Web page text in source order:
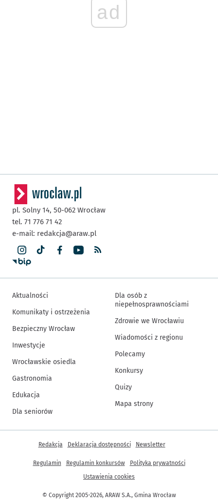
ad
pl. Solny 14, 50-062 Wrocław
tel. 71 776 71 42
e-mail: redakcja@araw.pl
Aktualności
Komunikaty i ostrzeżenia
Bezpieczny Wrocław
Inwestycje
Wrocławskie osiedla
Gastronomia
Edukacja
Dla seniorów
Dla osób z
niepełnosprawnościami
Zdrowie we Wrocławiu
Wiadomości z regionu
Polecamy
Konkursy
Quizy
Mapa strony
© Copyright 2005-2026, ARAW S.A., Gmina Wrocław
Inne informacje
Redakcja Deklaracja dostępności Newsletter
Regulamin Regulamin konkursów
Polityka prywatności
Ustawienia cookies